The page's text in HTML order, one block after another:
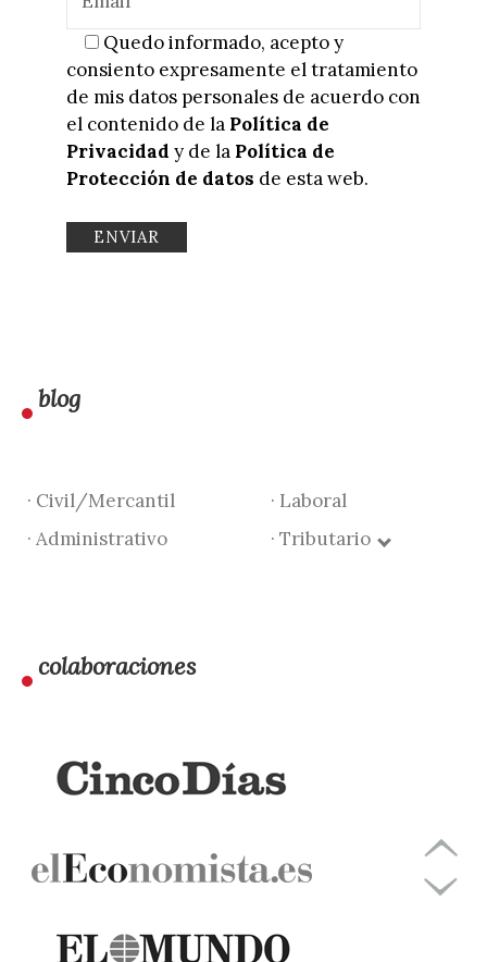
Quedo informado, acepto y
consiento expresamente el tratamiento
de mis datos personales de acuerdo con
el contenido de la Política de
Privacidad y de la Política de
Protección de datos de esta web.
blog
· Civil/Mercantil
· Laboral
· Administrativo
· Tributario
colaboraciones